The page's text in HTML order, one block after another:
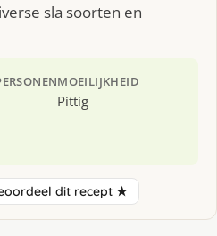
sla soorten en
MOEILIJKHEID
Pittig
dit recept ★